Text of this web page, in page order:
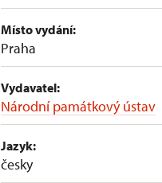
Místo vydání:
Praha
Vydavatel:
Národní památkový ústav
Jazyk:
česky